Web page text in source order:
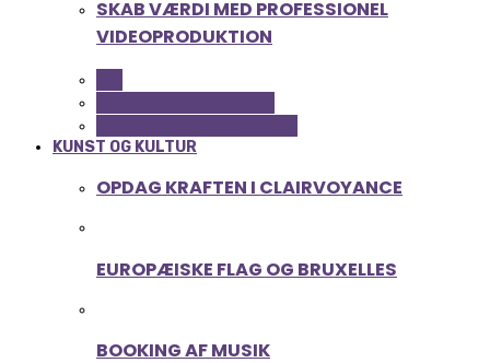
SKAB VÆRDI MED PROFESSIONEL
VIDEOPRODUKTION
KUNST OG KULTUR
OPDAG KRAFTEN I CLAIRVOYANCE
EUROPÆISKE FLAG OG BRUXELLES
BOOKING AF MUSIK